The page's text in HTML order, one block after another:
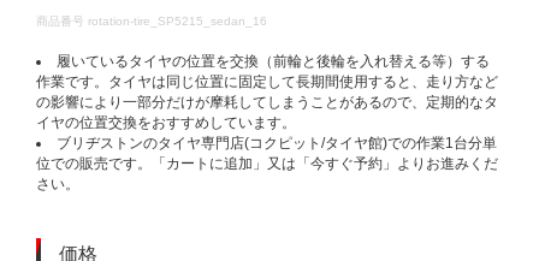
DETAILS
商品番号 rotation-tire_SP5215_sedan_16
履いているタイヤの位置を交換（前輪と後輪を入れ替える等）する
作業です。タイヤは同じ位置に固定して長期間使用すると、走り方など
の影響により一部分だけが摩耗してしまうことがあるので、定期的なタ
イヤの位置交換をおすすめしています。
ブリヂストンのタイヤ専門店(コクピット/タイヤ館)での作業1台分単
位での販売です。「カートに追加」又は「今すぐ予約」よりお進みくだ
さい。
価格